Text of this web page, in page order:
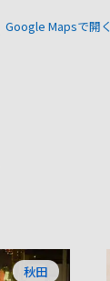
Google Mapsで開く
秋田